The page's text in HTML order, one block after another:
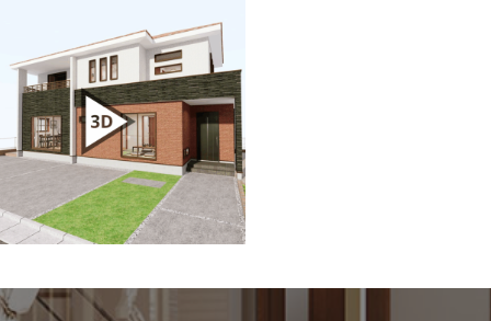
建売住宅販促用 VR＋CGパース＋アニメーション動画制
作事例
アルタイム3Dで購入検